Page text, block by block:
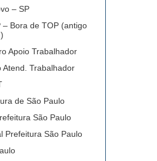
– SP
– Bora de TOP (antigo
Apoio Trabalhador
Atend. Trabalhador
de São Paulo
São Paulo
Prefeitura São Paulo